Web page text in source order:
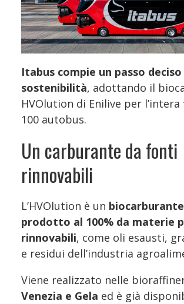
Itabus compie un passo
sostenibilità, adottando il
HVOlution di Enilive per
100 autobus.
Un carburante da fonti
rinnovabili
L’HVOlution è un
prodotto al 100% da materie
rinnovabili, come oli esausti,
e residui dell’industria
Viene realizzato nelle
Venezia e Gela ed è già